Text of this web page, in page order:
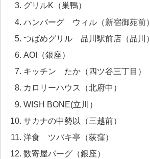
グリルK（巣鴨）
ハンバーグ ウィル（新宿御苑前）
つばめグリル 品川駅前店（品川）
AOI（銀座）
キッチン たか（四ツ谷三丁目）
カロリーハウス（北府中）
WISH BONE(立川）
サカナの中勢以（三越前）
洋食 ツバキ亭（荻窪）
数寄屋バーグ（銀座）